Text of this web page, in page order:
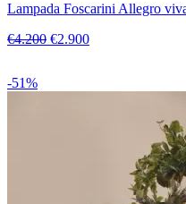
Lampada Foscarini Allegro
€4.200 €2.900
-51%